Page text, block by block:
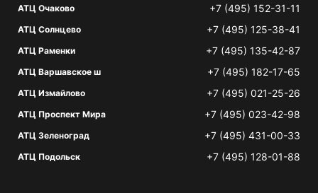
АТЦ Очаково +7 (495) 152-31-11
АТЦ Солнцево +7 (495) 125-38-41
АТЦ Раменки +7 (495) 135-42-87
АТЦ Варшавское ш +7 (495) 182-17-65
АТЦ Измайлово +7 (495) 021-25-26
АТЦ Проспект Мира +7 (495) 023-42-98
АТЦ Зеленоград +7 (495) 431-00-33
АТЦ Подольск +7 (495) 128-01-88